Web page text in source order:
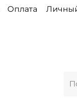
Оплата